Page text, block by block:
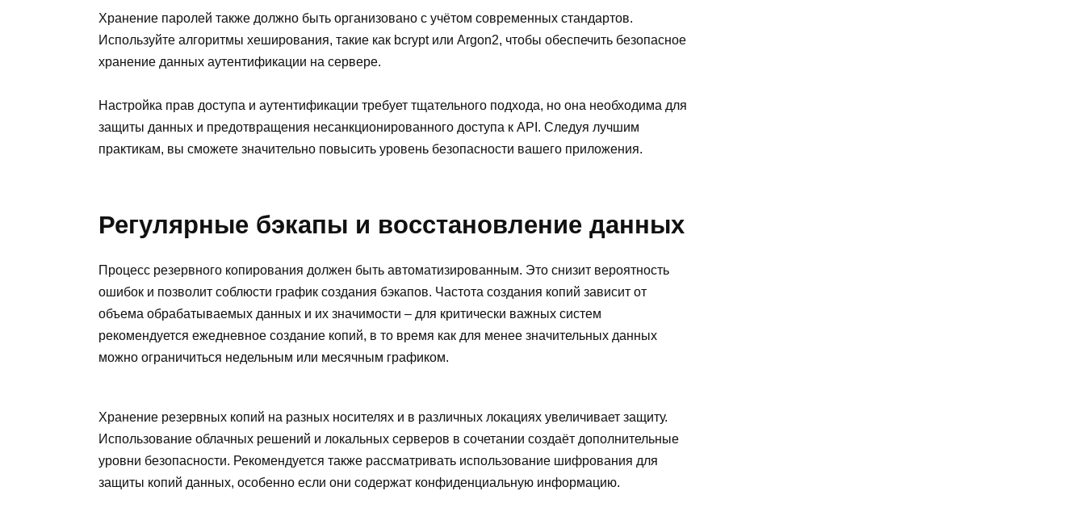
Хранение паролей также должно быть организовано с учётом современных стандартов.
Используйте алгоритмы хеширования, такие как bcrypt или Argon2, чтобы обеспечить безопасное
хранение данных аутентификации на сервере.
Настройка прав доступа и аутентификации требует тщательного подхода, но она необходима для
защиты данных и предотвращения несанкционированного доступа к API. Следуя лучшим
практикам, вы сможете значительно повысить уровень безопасности вашего приложения.
Регулярные бэкапы и восстановление данных
Процесс резервного копирования должен быть автоматизированным. Это снизит вероятность
ошибок и позволит соблюсти график создания бэкапов. Частота создания копий зависит от
объема обрабатываемых данных и их значимости – для критически важных систем
рекомендуется ежедневное создание копий, в то время как для менее значительных данных
можно ограничиться недельным или месячным графиком.
Хранение резервных копий на разных носителях и в различных локациях увеличивает защиту.
Использование облачных решений и локальных серверов в сочетании создаёт дополнительные
уровни безопасности. Рекомендуется также рассматривать использование шифрования для
защиты копий данных, особенно если они содержат конфиденциальную информацию.